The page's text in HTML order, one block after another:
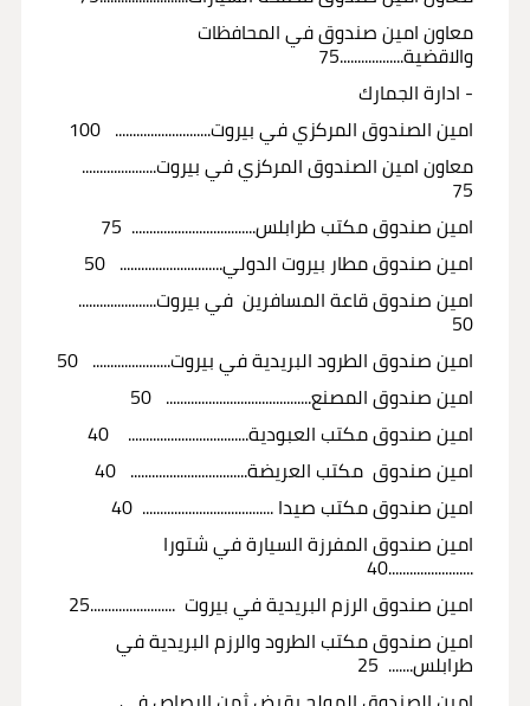
معاون امين صندوق في المحافظات
والاقضية..................75
- ادارة الجمارك
امين الصندوق المركزي في بيروت........................... 100
معاون امين الصندوق المركزي في بيروت.....................
75
امين صندوق مكتب طرابلس................................... 75
امين صندوق مطار بيروت الدولي............................. 50
امين صندوق قاعة المسافرين في بيروت......................
50
امين صندوق الطرود البريدية في بيروت...................... 50
امين صندوق المصنع......................................... 50
امين صندوق مكتب العبودية.................................. 40
امين صندوق مكتب العريضة................................. 40
امين صندوق مكتب صيدا ..................................... 40
امين صندوق المفرزة السيارة في شتورا
........................40
امين صندوق الرزم البريدية في بيروت ........................25
امين صندوق مكتب الطرود والرزم البريدية في
طرابلس....... 25